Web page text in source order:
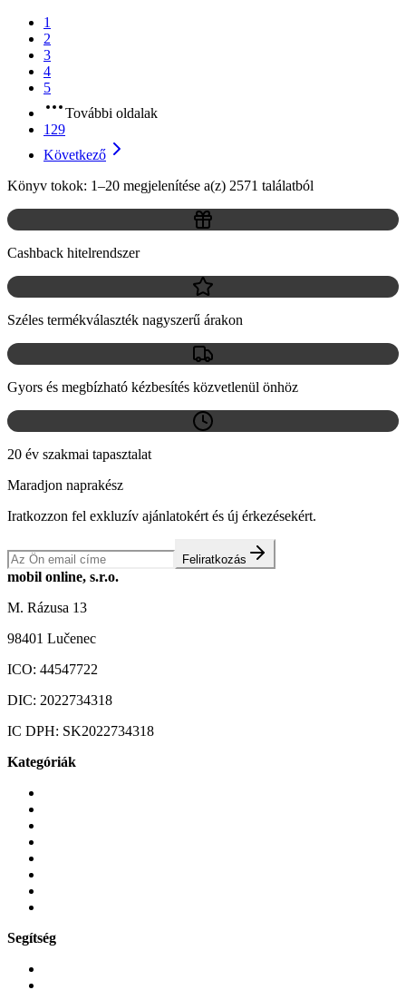
1
2
3
4
5
További oldalak
129
Következő
Könyv tokok: 1–20 megjelenítése a(z) 2571 találatból
Cashback hitelrendszer
Széles termékválaszték nagyszerű árakon
Gyors és megbízható kézbesítés közvetlenül önhöz
20 év szakmai tapasztalat
Maradjon naprakész
Iratkozzon fel exkluzív ajánlatokért és új érkezésekért.
Feliratkozás
mobil online, s.r.o.
M. Rázusa 13
98401 Lučenec
ICO: 44547722
DIC: 2022734318
IC DPH: SK2022734318
Kategóriák
Segítség